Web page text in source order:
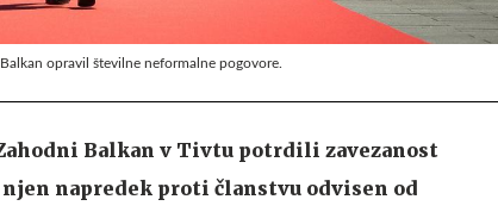
opravil številne neformalne pogovore.
Balkan v Tivtu potrdili zavezanost
napredek proti članstvu odvisen od